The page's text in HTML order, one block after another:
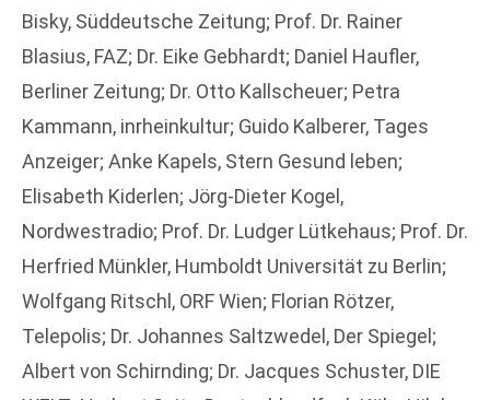
Bisky, Süddeutsche Zeitung; Prof. Dr. Rainer
Blasius, FAZ; Dr. Eike Gebhardt; Daniel Haufler,
Berliner Zeitung; Dr. Otto Kallscheuer; Petra
Kammann, inrheinkultur; Guido Kalberer, Tages
Anzeiger; Anke Kapels, Stern Gesund leben;
Elisabeth Kiderlen; Jörg-Dieter Kogel,
Nordwestradio; Prof. Dr. Ludger Lütkehaus; Prof. Dr.
Herfried Münkler, Humboldt Universität zu Berlin;
Wolfgang Ritschl, ORF Wien; Florian Rötzer,
Telepolis; Dr. Johannes Saltzwedel, Der Spiegel;
Albert von Schirnding; Dr. Jacques Schuster, DIE